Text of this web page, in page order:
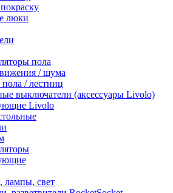
люки
пола
/ шума
/ лестниц
выключатели (аксессуары Livolo)
Livolo
лампы, свет